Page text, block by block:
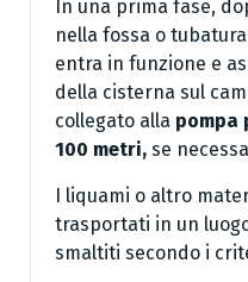
In una prima fase,
nella fossa o
entra in funzione e
della cisterna sul
collegato alla pompa
100 metri, se
I liquami o altro
trasportati in un
smaltiti secondo i